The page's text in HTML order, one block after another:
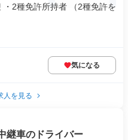
2種免許所持者 （2種免許を
気になる
人を見る
継車のドライバー